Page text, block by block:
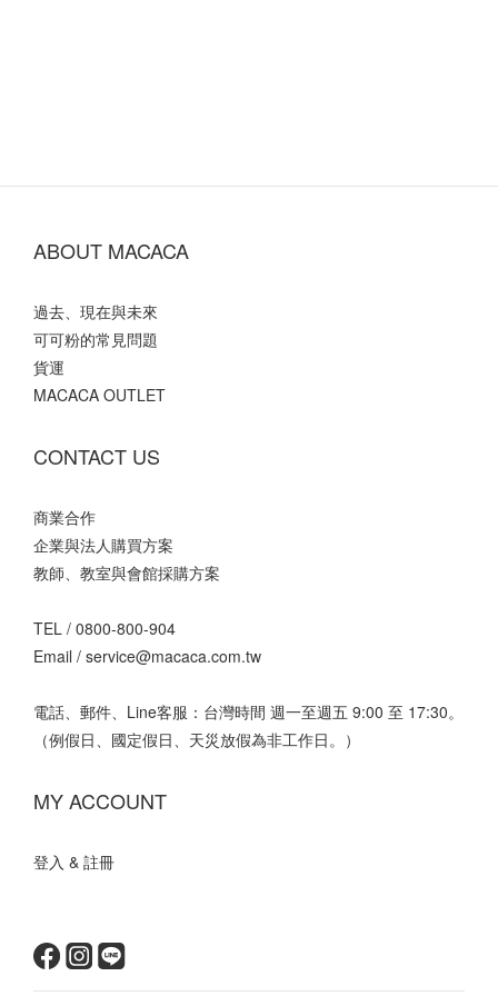
ABOUT MACACA
過去、現在與未來
可可粉的常見問題
貨運
MACACA OUTLET
CONTACT US
商業合作
企業與法人購買方案
教師、教室與會館採購方案
TEL / 0800-800-904
Email / service@macaca.com.tw
電話、郵件、Line客服：台灣時間 週一至週五 9:00 至 17:30。
（例假日、國定假日、天災放假為非工作日。）
MY ACCOUNT
登入 & 註冊